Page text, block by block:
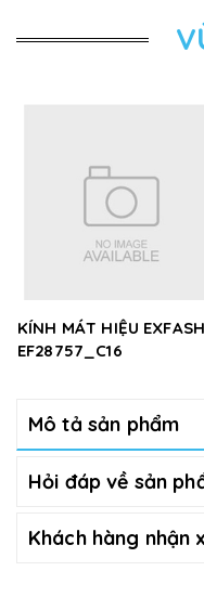
KÍNH MÁT HIỆU EXFASH
EF28757_C16
Mô tả sản phẩm
Hỏi đáp về sản
Khách hàng nhận